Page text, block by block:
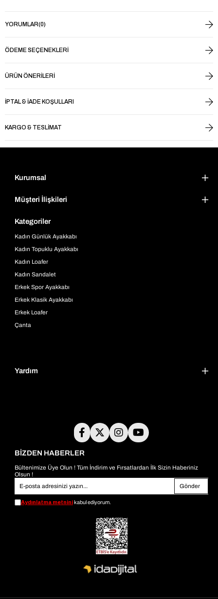
YORUMLAR(0)
ÖDEME SEÇENEKLERI
ÜRÜN ÖNERILERI
İPTAL & İADE KOŞULLARI
KARGO & TESLIMAT
Kurumsal
Müşteri İlişkileri
Kategoriler
Kadın Günlük Ayakkabı
Kadın Topuklu Ayakkabı
Kadın Loafer
Kadın Sandalet
Erkek Spor Ayakkabı
Erkek Klasik Ayakkabı
Erkek Loafer
Çanta
Yardım
BİZDEN HABERLER
Bültenimize Üye Olun ! Tüm İndirim ve Fırsatlardan İlk Sizin Haberiniz
Olsun !
Gönder
Aydınlatma metninikabul ediyorum.